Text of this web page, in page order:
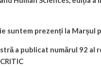
suntem prezenți la Marșul
a publicat numărul 92 al